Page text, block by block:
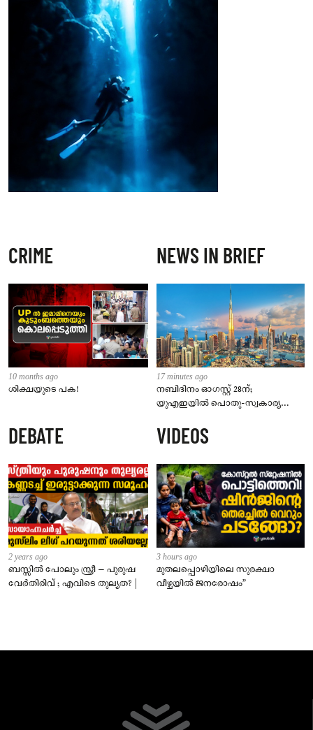
CRIME
10 months ago
ശിക്ഷയുടെ പക!
NEWS IN BRIEF
17 minutes ago
നബിദിനം ഓഗസ്റ്റ് 28ന്;
യുഎഇയിൽ പൊതു-സ്വകാര്യ
അവധി പ്രഖ്യാപിച്ചു
DEBATE
2 years ago
ബസ്സിൽ പോലും സ്ത്രീ – പുരുഷ
വേർതിരിവ് ; എവിടെ തുല്യത? |
VIDEOS
3 hours ago
മുതലപ്പൊഴിയിലെ സുരക്ഷാ
വീഴ്ചയിൽ ജനരോഷം”